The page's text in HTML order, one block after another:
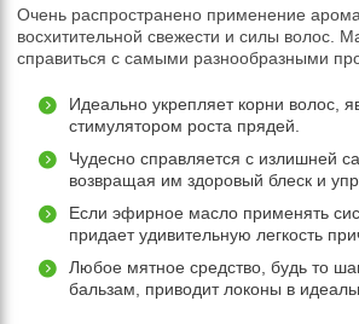
Очень распространено применение
восхитительной свежести и силы волос.
справиться с самыми разнообразными
Идеально укрепляет корни волос,
стимулятором роста прядей.
Чудесно справляется с излишней
возвращая им здоровый блеск и
Если эфирное масло применять
придает удивительную легкость
Любое мятное средство, будь то
бальзам, приводит локоны в